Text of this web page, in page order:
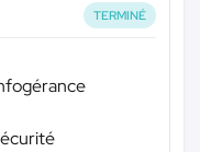
TERMINÉ